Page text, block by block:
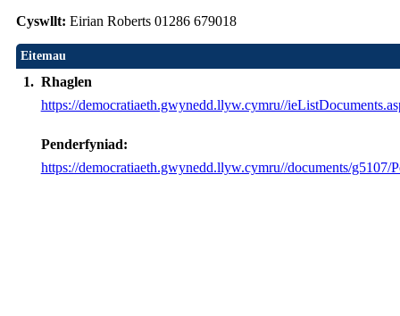
Cyswllt: Eirian Roberts 01286 679018
Eitemau
1. Rhaglen
https://democratiaeth.gwynedd.llyw.cymru//
Penderfyniad:
https://democratiaeth.gwynedd.llyw.cymru//documents/